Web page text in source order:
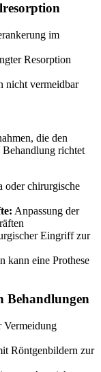
im
Resorption
nicht vermeidbar
die den
richtet
oder chirurgische
Anpassung der
Eingriff zur
kann eine Prothese
Behandlungen
Vermeidung
Röntgenbildern zur